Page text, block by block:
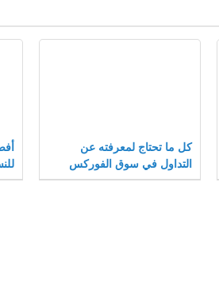
كل ما تحتاج لمعرفته عن
التداول في سوق الفوركس